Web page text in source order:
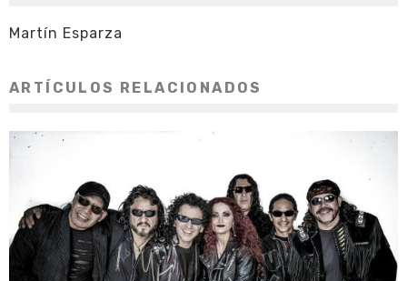
Martín Esparza
ARTÍCULOS RELACIONADOS